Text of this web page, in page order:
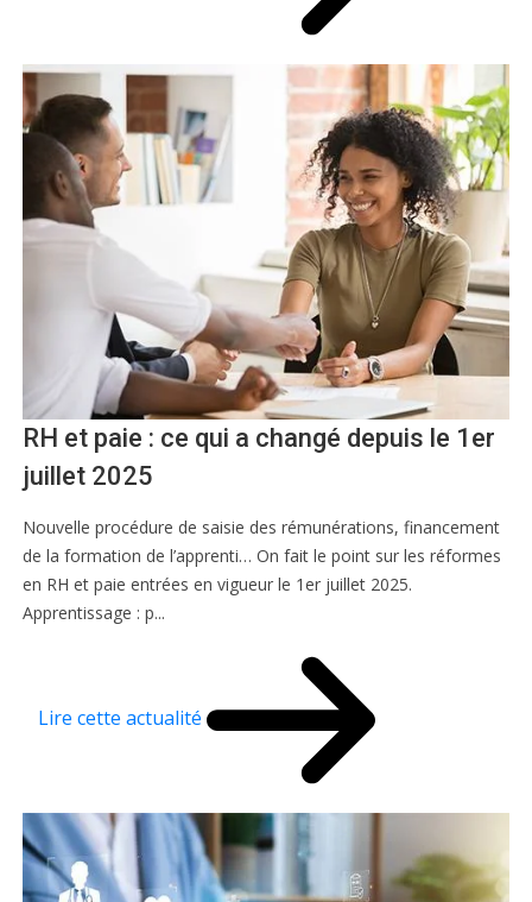
RH et paie : ce qui a changé depuis le 1er
juillet 2025
Nouvelle procédure de saisie des rémunérations, financement
de la formation de l’apprenti… On fait le point sur les réformes
en RH et paie entrées en vigueur le 1er juillet 2025.
Apprentissage : p...
Lire cette actualité